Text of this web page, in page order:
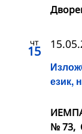
чт
15
език,
№ 73,